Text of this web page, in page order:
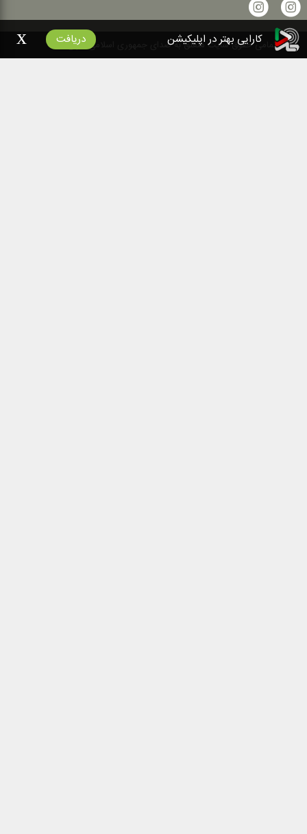
۱۴۰۰ تمامی حقوق سایت متعلق به صدای جمهوری اسلامی ایران است
کارایی بهتر در اپلیکیشن دریافت x